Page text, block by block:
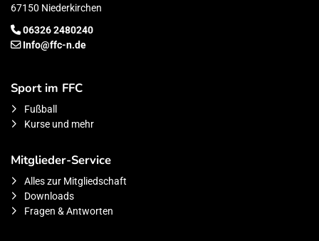
67150 Niederkirchen
06326 2480240
Info@ffc-n.de
Sport im FFC
Fußball
Kurse und mehr
Mitglieder-Service
Alles zur Mitgliedschaft
Downloads
Fragen & Antworten